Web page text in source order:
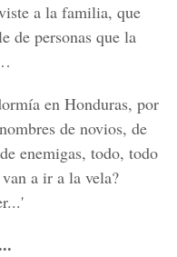
a la familia, que
de personas que la
en Honduras, por
de novios, de
enemigas, todo, todo
a ir a la vela?